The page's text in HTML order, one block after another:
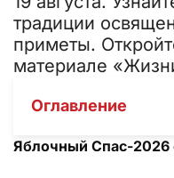
традиции
приметы.
материале
Оглавление
Яблочный Спас-2026